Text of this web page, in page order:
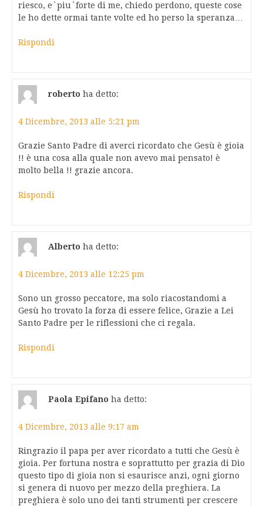
riesco, e`piu`forte di me, chiedo perdono, queste cose
le ho dette ormai tante volte ed ho perso la speranza…
Rispondi
roberto ha detto:
4 Dicembre, 2013 alle 5:21 pm
Grazie Santo Padre di averci ricordato che Gesù è gioia
!! è una cosa alla quale non avevo mai pensato! è
molto bella !! grazie ancora.
Rispondi
Alberto ha detto:
4 Dicembre, 2013 alle 12:25 pm
Sono un grosso peccatore, ma solo riacostandomi a
Gesù ho trovato la forza di essere felice, Grazie a Lei
Santo Padre per le riflessioni che ci regala.
Rispondi
Paola Epifano ha detto:
4 Dicembre, 2013 alle 9:17 am
Ringrazio il papa per aver ricordato a tutti che Gesù è
gioia. Per fortuna nostra e soprattutto per grazia di Dio
questo tipo di gioia non si esaurisce anzi, ogni giorno
si genera di nuovo per mezzo della preghiera. La
preghiera è solo uno dei tanti strumenti per crescere